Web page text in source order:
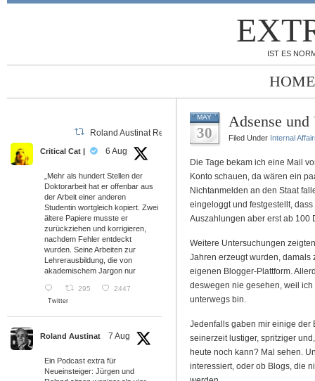
IST ES
HOME
Roland Austinat Retweeted
Critical Cat | 6 Aug
„Mehr als hundert Stellen der
Doktorarbeit hat er offenbar aus
der Arbeit einer anderen
Studentin wortgleich kopiert. Zwei
ältere Papiere musste er
zurückziehen und korrigieren,
nachdem Fehler entdeckt
wurden. Seine Arbeiten zur
Lehrerausbildung, die von
akademischem Jargon nur
295 2447
Twitter
Roland Austinat 7 Aug
Ein Podcast extra für
Neueinsteiger: Jürgen und
MAY
30
Adsense und
Filed Under Internal
Die Tage bekam ich eine Mail
Konto schauen, da wären ein
Nichtanmelden an den Staat
eingeloggt und festgestellt,
Auszahlungen aber erst ab 100
Weitere Untersuchungen
Jahren erzeugt wurden, damals
eigenen Blogger-Plattform.
deswegen nie gesehen, weil
unterwegs bin.
Jedenfalls gaben mir einige der
seinerzeit lustiger, spritziger
heute noch kann? Mal sehen.
interessiert, oder ob Blogs, die